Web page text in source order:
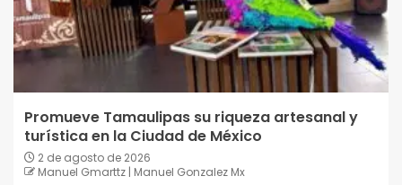
Promueve Tamaulipas su riqueza artesanal y
turística en la Ciudad de México
2 de agosto de 2026
Manuel Gmarttz | Manuel Gonzalez Mx